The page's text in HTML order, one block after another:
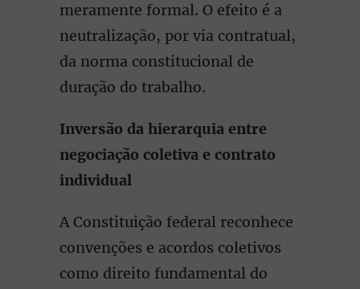
meramente formal. O efeito é a
neutralização, por via contratual,
da norma constitucional de
duração do trabalho.
Inversão da hierarquia entre
negociação coletiva e contrato
individual
A Constituição federal reconhece
convenções e acordos coletivos
como direito fundamental do